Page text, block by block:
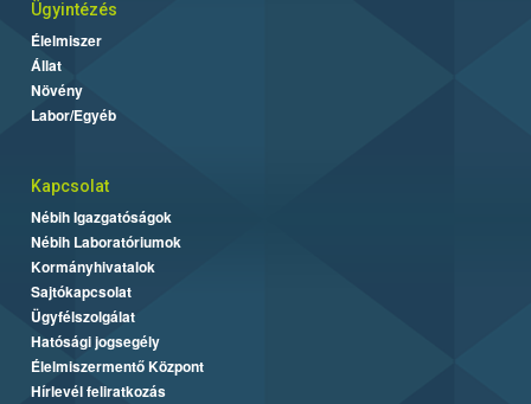
Ügyintézés
Élelmiszer
Állat
Növény
Labor/Egyéb
Kapcsolat
Nébih Igazgatóságok
Nébih Laboratóriumok
Kormányhivatalok
Sajtókapcsolat
Ügyfélszolgálat
Hatósági jogsegély
Élelmiszermentő Központ
Hírlevél feliratkozás